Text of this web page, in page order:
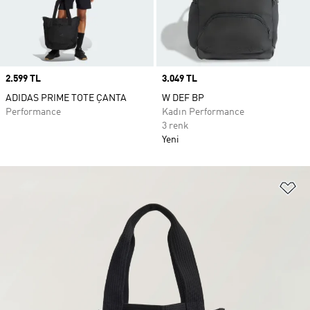
Price
2.599 TL
ADIDAS PRIME TOTE ÇANTA
Performance
Price
3.049 TL
W DEF BP
Kadın Performance
3 renk
Yeni